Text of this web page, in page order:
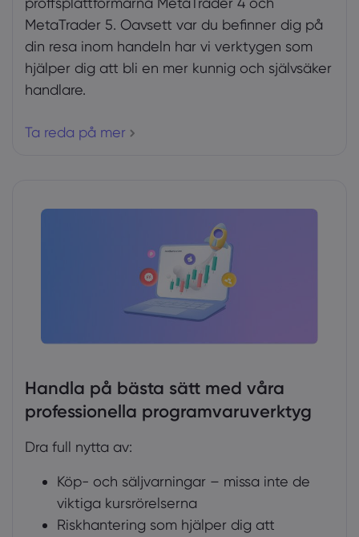
MetaTrader 5. Oavsett var du befinner dig på
din resa inom handeln har vi verktygen som
hjälper dig att bli en mer kunnig och självsäker
handlare.
Ta reda på mer
Handla på bästa sätt med våra
professionella programvaruverktyg
Dra full nytta av:
Köp- och säljvarningar – missa inte de
viktiga kursrörelserna
Riskhantering som hjälper dig att